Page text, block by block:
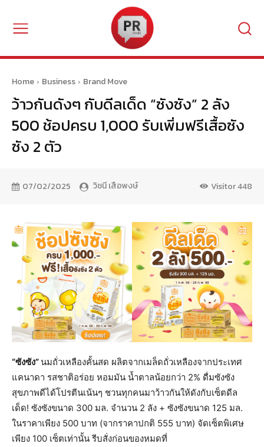
Home Business Brand Move
ว้าวกันดังๆ กับดีลเด็ด “ซังซัง” 2 ลัง
500 ช้อปครบ 1,000 รับเพิ่มฟรีเสื้อซัง
ซัง 2 ตัว
07/02/2025 วิชนี เสือพงษ์ Visitor448
“ซังซัง”นมถั่วเหลืองคั้นสด ผลิตจากเมล็ดถั่วเหลืองจากประเทศ
แคนาดา รสชาติอร่อย หอมมัน น้ำตาลน้อยกว่า 2% ดื่มซังซัง
สุขภาพดีได้โปรตีนเน้นๆ ชวนทุกคนมาว้าวกันให้ดังกับเซ็ตดีล
เด็ด! ซังซังขนาด 300 มล. จำนวน 2 ลัง + ซังซังขนาด 125 มล.
ในราคาเพียง 500 บาท (จากราคาปกติ 555 บาท) จัดเซ็ตพิเศษ
เพียง 100 เซ็ตเท่านั้น รีบสั่งก่อนของหมดที่